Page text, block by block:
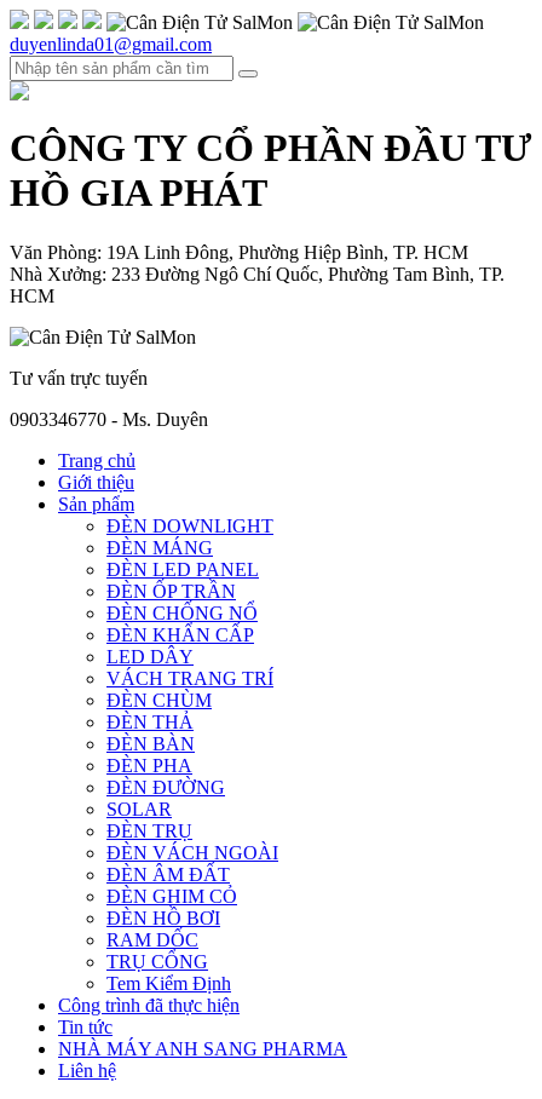
duyenlinda01@gmail.com
CÔNG TY CỔ PHẦN ĐẦU TƯ
HỒ GIA PHÁT
Văn Phòng: 19A Linh Đông, Phường Hiệp Bình, TP. HCM
Nhà Xưởng: 233 Đường Ngô Chí Quốc, Phường Tam Bình, TP.
HCM
Tư vấn trực tuyến
0903346770 - Ms. Duyên
Trang chủ
Giới thiệu
Sản phẩm
ĐÈN DOWNLIGHT
ĐÈN MÁNG
ĐÈN LED PANEL
ĐÈN ỐP TRẦN
ĐÈN CHỐNG NỔ
ĐÈN KHẨN CẤP
LED DÂY
VÁCH TRANG TRÍ
ĐÈN CHÙM
ĐÈN THẢ
ĐÈN BÀN
ĐÈN PHA
ĐÈN ĐƯỜNG
SOLAR
ĐÈN TRỤ
ĐÈN VÁCH NGOÀI
ĐÈN ÂM ĐẤT
ĐÈN GHIM CỎ
ĐÈN HỒ BƠI
RAM DỐC
TRỤ CỔNG
Tem Kiểm Định
Công trình đã thực hiện
Tin tức
NHÀ MÁY ANH SANG PHARMA
Liên hệ